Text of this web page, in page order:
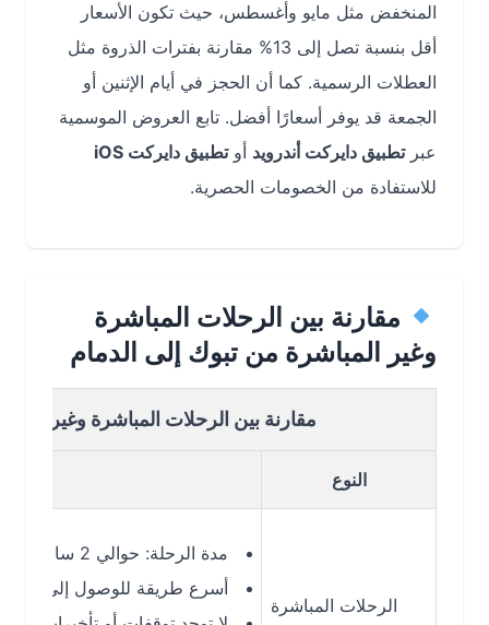
المنخفض مثل مايو وأغسطس، حيث تكون الأسعار
أقل بنسبة تصل إلى 13% مقارنة بفترات الذروة مثل
العطلات الرسمية. كما أن الحجز في أيام الإثنين أو
الجمعة قد يوفر أسعارًا أفضل. تابع العروض الموسمية
تطبيق دايركت أندرويدأوتطبيق دايركت iOS
للاستفادة من الخصومات الحصرية.
مقارنة بين الرحلات المباشرة
وغير المباشرة من تبوك إلى الدمام
مقارنة بين الرحلات المباشرة وغير المباشرة
الرحلات المباشرة
مدة الرحلة: حوالي 2 ساعة 15 دقيقة
أسرع طريقة للوصول إلى الدمام